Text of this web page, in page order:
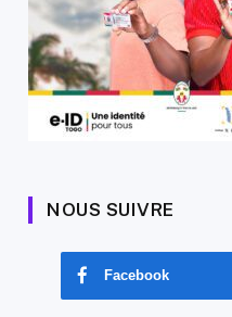
NOUS SUIVRE
Facebook